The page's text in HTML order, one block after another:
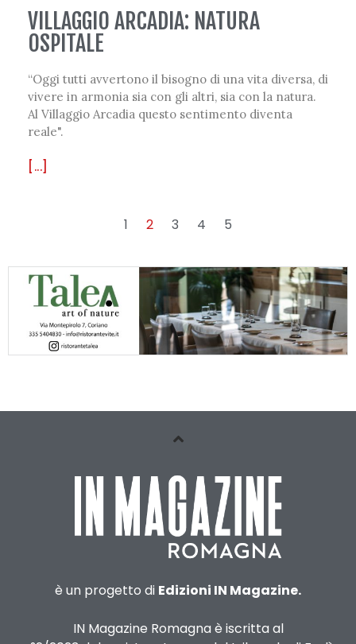
VILLAGGIO ARCADIA: NATURA
OSPITALE
“Oggi tutti avvertono il bisogno di una vita diversa, di
vivere in armonia sia con gli altri, sia con la natura.
Al Villaggio Arcadia questo sentimento diventa
reale".
[...]
1 2 3 4 5
è un progetto di Edizioni IN Magazine.
IN Magazine Romagna è iscritta al